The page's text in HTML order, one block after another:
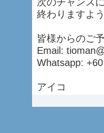
終わりますよ
皆様からのご
Email:
Whatsapp:
アイコ